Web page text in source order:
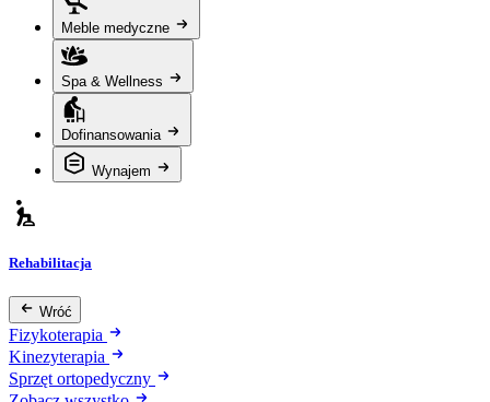
Meble medyczne
Spa & Wellness
Dofinansowania
Wynajem
Rehabilitacja
Wróć
Fizykoterapia
Kinezyterapia
Sprzęt ortopedyczny